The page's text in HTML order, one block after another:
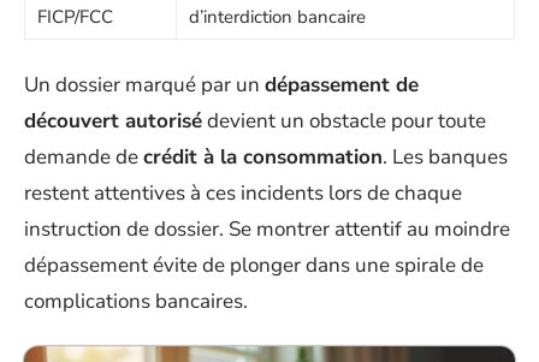
FICP/FCC
d’interdiction bancaire
Un dossier marqué par un dépassement de
découvert autorisédevient un obstacle pour toute
demande decrédit à la consommation. Les banques
restent attentives à ces incidents lors de chaque
instruction de dossier. Se montrer attentif au moindre
dépassement évite de plonger dans une spirale de
complications bancaires.